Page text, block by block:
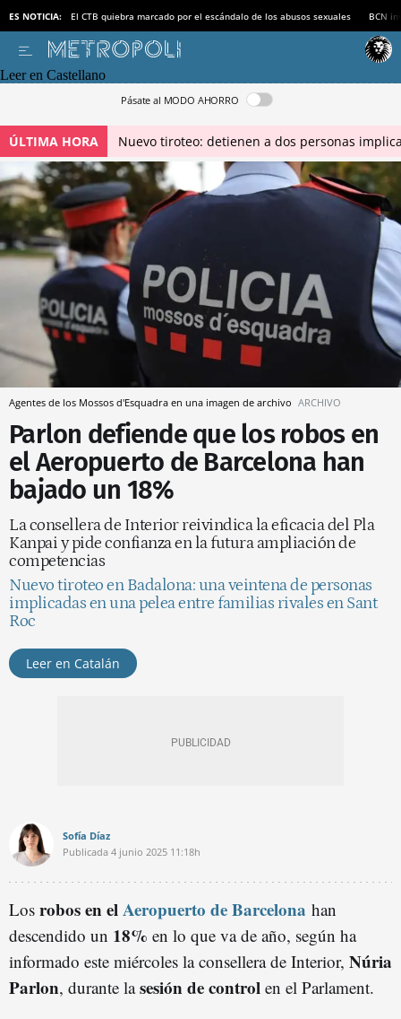
ES NOTICIA: El CTB quiebra marcado por el escándalo de los abusos sexuales BCN
Leer en Castellano
Pásate al MODO AHORRO
ÚLTIMA HORA Nuevo tiroteo: detienen a dos personas
Agentes de los Mossos d'Esquadra en una imagen de archivo ARCHIVO
Parlon defiende que los robos en
el Aeropuerto de Barcelona han
bajado un 18%
La consellera de Interior reivindica la eficacia del Pla
Kanpai y pide confianza en la futura ampliación de
competencias
Nuevo tiroteo en Badalona: una veintena de personas
implicadas en una pelea entre familias rivales en Sant
Roc
Leer en Catalán
Sofía Díaz
Publicada 4 junio 2025 11:18h
Los robos en elAeropuerto de Barcelona han
descendido un 18% en lo que va de año, según ha
informado este miércoles la consellera de Interior, Núria
Parlon, durante lasesión de control en el Parlament.